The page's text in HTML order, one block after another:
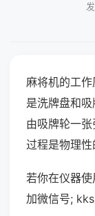
麻将机的工
是洗牌盘和
由吸牌轮一
过程是物理性
若你在仪器
加微信号;